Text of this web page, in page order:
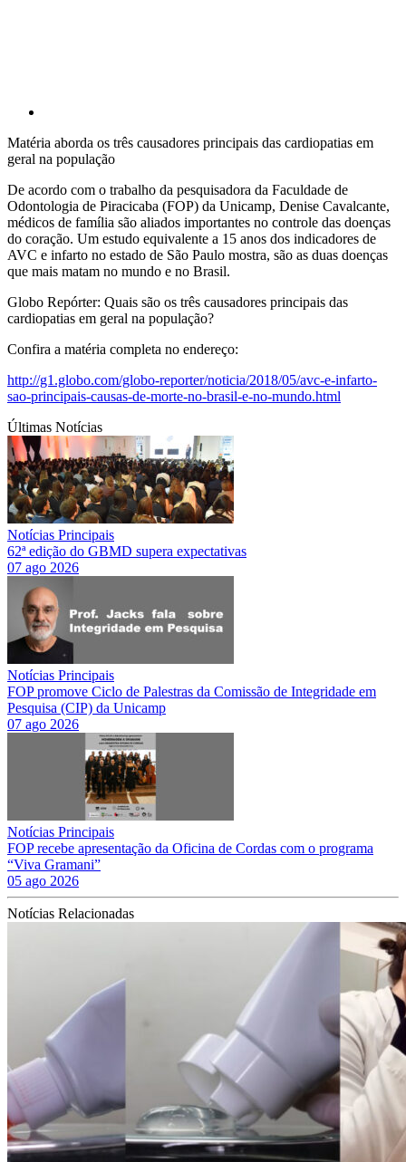
Matéria aborda os três causadores principais das cardiopatias em
geral na população
De acordo com o trabalho da pesquisadora da Faculdade de
Odontologia de Piracicaba (FOP) da Unicamp, Denise Cavalcante,
médicos de família são aliados importantes no controle das doenças
do coração. Um estudo equivalente a 15 anos dos indicadores de
AVC e infarto no estado de São Paulo mostra, são as duas doenças
que mais matam no mundo e no Brasil.
Globo Repórter: Quais são os três causadores principais das
cardiopatias em geral na população?
Confira a matéria completa no endereço:
http://g1.globo.com/globo-reporter/noticia/2018/05/avc-e-infarto-
sao-principais-causas-de-morte-no-brasil-e-no-mundo.html
Últimas Notícias
Notícias Principais
62ª edição do GBMD supera expectativas
07 ago 2026
Notícias Principais
FOP promove Ciclo de Palestras da Comissão de Integridade em
Pesquisa (CIP) da Unicamp
07 ago 2026
Notícias Principais
FOP recebe apresentação da Oficina de Cordas com o programa
“Viva Gramani”
05 ago 2026
Notícias Relacionadas